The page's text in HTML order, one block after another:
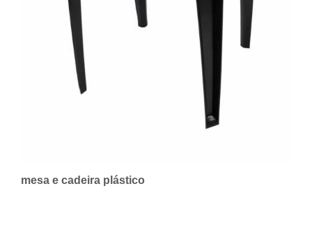
mesa e cadeira plástico